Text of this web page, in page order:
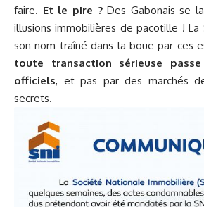
faire. Et le pire ?Des Gabonais se
illusions immobilières de pacotille ! La
son nom traîné dans la boue par ces
toute transaction sérieuse
officiels, et pas par des marchés
secrets.